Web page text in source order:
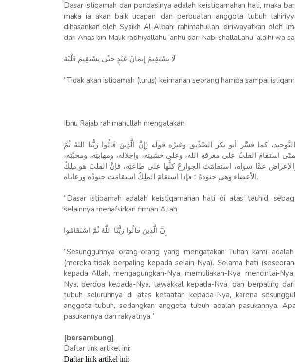
Dasar istiqamah dan pondasinya adalah keistiqamahan hati, maka
maka ia akan baik ucapan dan perbuatan anggota tubuh
dihasankan oleh Syaikh Al-Albani rahimahullah, diriwayatkan oleh
dari Anas bin Malik radhiyallahu ‘anhu dari Nabi shallallahu ‘alaihi wa
لَا يَسْتَقِيمُ إِيمَانُ عَبْدٍ حَتَّى يَسْتَقِيمَ قَلْبُهُ
“Tidak akan istiqamah (lurus) keimanan seorang hamba sampai
Ibnu Rajab rahimahullah mengatakan,
كما فسَّر أبو بكر الصِّدِّيق وغيرُه قولَه {إِنَّ الَّذِينَ قَالُوا رَبُّنَا اللهُ ثُمَّ
استقامَ القلبُ على معرفةِ الله، وعلى خشيتِه، وإجلاله، ومهابتِه، ومحبَّتِه،
والإعراض عمَّا سواه، استقامَت الجوارحُ كلُّها على طاعتِه، فإنَّ القلبَ هو ملِكُ
الأعضاء وهي جنودهُ ؛ فإذا استقامَ الملِكُ استقامَت جنودُه ورعاياه.
“Dasar istiqamah adalah keistiqamahan hati di atas tauhid,
selainnya menafsirkan firman Allah,
إِنَّ الَّذِينَ قَالُوا رَبُّنَا اللَّهُ ثُمَّ اسْتَقَامُوا
“Sesungguhnya orang-orang yang mengatakan Tuhan kami
(mereka tidak berpaling kepada selain-Nya). Selama hati
kepada Allah, mengagungkan-Nya, memuliakan-Nya, mencintai-
Nya, berdoa kepada-Nya, tawakkal kepada-Nya, dan berpaling
tubuh seluruhnya di atas ketaatan kepada-Nya, karena
anggota tubuh, sedangkan anggota tubuh adalah pasukannya.
pasukannya dan rakyatnya.”
[bersambung]
Daftar link artikel ini:
Daftar link artikel ini: